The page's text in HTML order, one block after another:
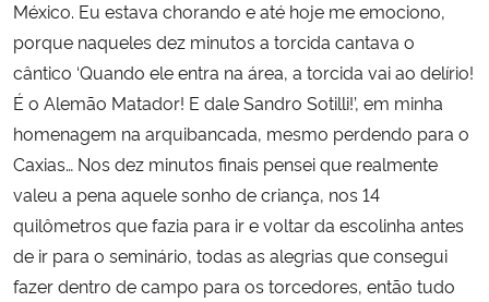
México. Eu estava chorando e até hoje me emociono,
porque naqueles dez minutos a torcida cantava o
cântico ‘Quando ele entra na área, a torcida vai ao delírio!
É o Alemão Matador! E dale Sandro Sotilli!’, em minha
homenagem na arquibancada, mesmo perdendo para o
Caxias… Nos dez minutos finais pensei que realmente
valeu a pena aquele sonho de criança, nos 14
quilômetros que fazia para ir e voltar da escolinha antes
de ir para o seminário, todas as alegrias que consegui
fazer dentro de campo para os torcedores, então tudo